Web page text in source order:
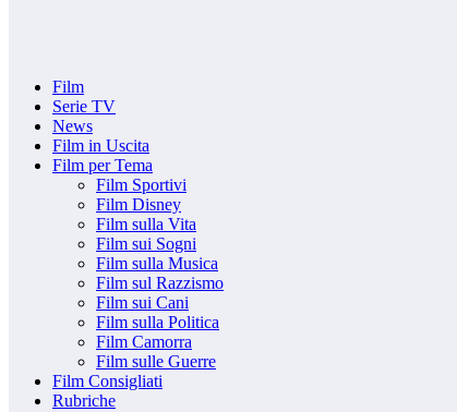
Film
Serie TV
News
Film in Uscita
Film per Tema
Film Sportivi
Film Disney
Film sulla Vita
Film sui Sogni
Film sulla Musica
Film sul Razzismo
Film sui Cani
Film sulla Politica
Film Camorra
Film sulle Guerre
Film Consigliati
Rubriche